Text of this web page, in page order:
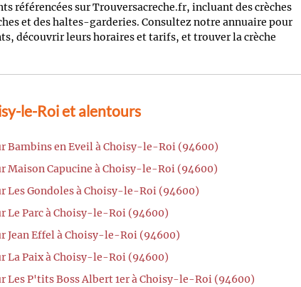
référencées sur Trouversacreche.fr, incluant des crèches
et des haltes-garderies. Consultez notre annuaire pour
découvrir leurs horaires et tarifs, et trouver la crèche
le-Roi et alentours
Bambins en Eveil à Choisy-le-Roi (94600)
Maison Capucine à Choisy-le-Roi (94600)
Les Gondoles à Choisy-le-Roi (94600)
Le Parc à Choisy-le-Roi (94600)
Jean Effel à Choisy-le-Roi (94600)
La Paix à Choisy-le-Roi (94600)
Les P'tits Boss Albert 1er à Choisy-le-Roi (94600)